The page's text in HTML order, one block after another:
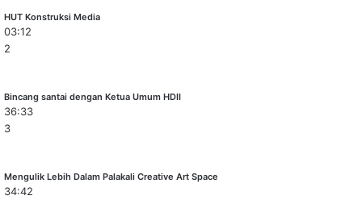
HUT Konstruksi Media
03:12
2
Bincang santai dengan Ketua Umum HDII
36:33
3
Mengulik Lebih Dalam Palakali Creative Art Space
34:42